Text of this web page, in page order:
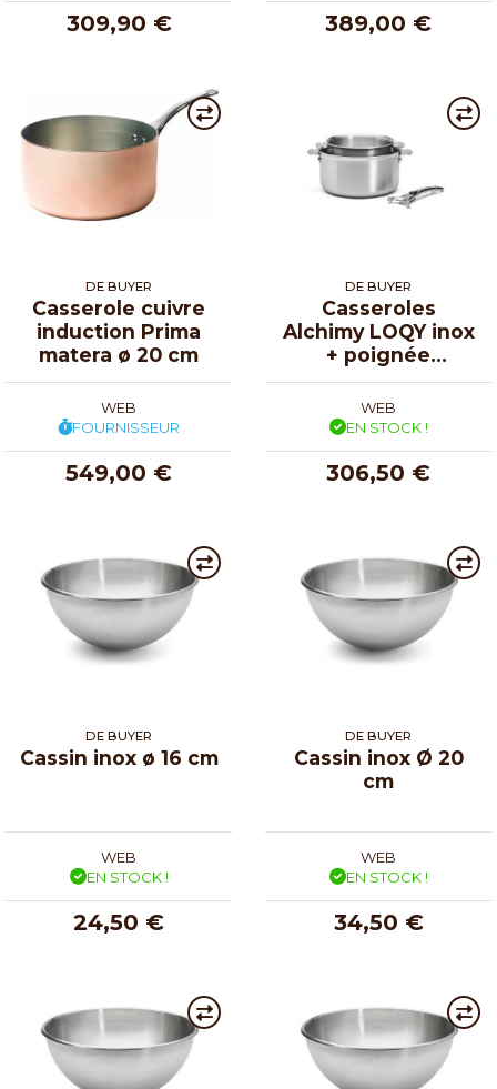
309,90 € 389,00 €
DE BUYER
Casserole cuivre
induction Prima
matera ø 20 cm
WEB
FOURNISSEUR
549,00 €
DE BUYER
Casseroles
Alchimy LOQY inox
+ poignée
amovible ø 16-20
cm - 3 pièces
WEB
EN STOCK !
306,50 €
DE BUYER
Cassin inox ø 16 cm
WEB
EN STOCK !
24,50 €
DE BUYER
Cassin inox Ø 20
cm
WEB
EN STOCK !
34,50 €